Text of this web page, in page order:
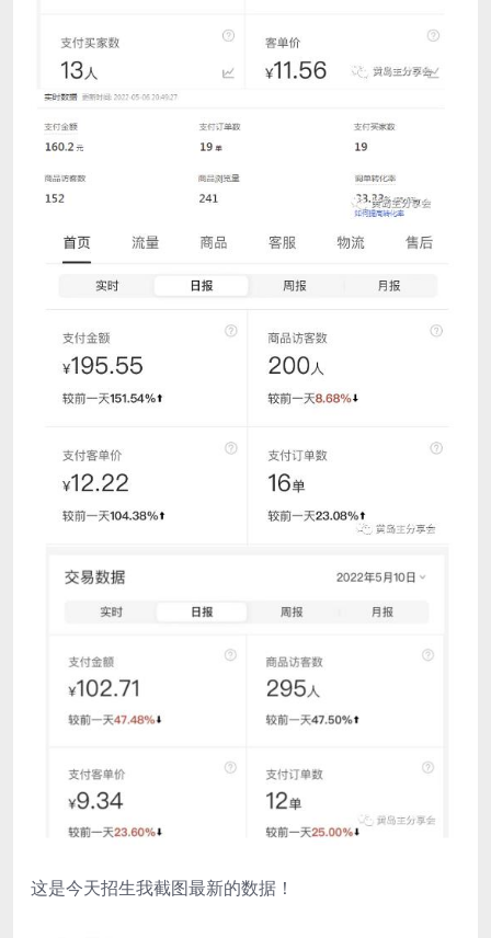
这是今天招生我截图最新的数据！